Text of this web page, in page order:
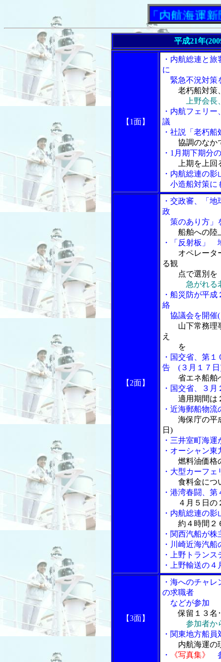
「内航海運新聞
平成21年
【1面】
・内航総連と
に
緊急不況対策
老朽船対策
上野会
・内航フェリ
議
・社説「老朽
協調のなか
・1月期下期分
上期を上
・内航総連の
小造船対策に
【2面】
・交政審、「
政
策のあり方」
船舶への陸
・「反射板」
オペレータ
る観
点で選別を
急がれる
・船災防が平
絡
協議会を開催(
山下常務理
え
を
・国交省、第
告 (３月１７日
省エネ船舶
・国交省、３
適用期間は
・近海郵船物
海保庁の平
日)
・三井室町海
・オーシャン
燃料油価格
・大型カーフ
食料金につ
・港湾春闘、
４月５日の
・内航総連の
約４時間２
・関西汽船が
・川崎近海汽
・上野トラン
・上野輸送の
【3面】
・海へのチャ
の求職者
などが参加
保留１３名
参加者か
・関東地方船
内航海運の
・
《写真集》